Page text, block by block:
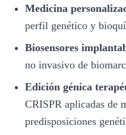
Medicina
perfil genético y
Biosensores
no invasivo de
Edición génica
CRISPR aplicadas de
predisposiciones